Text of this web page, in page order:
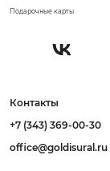
Подарочные карты
Контакты
+7 (343) 369-00-30
office@goldisural.ru